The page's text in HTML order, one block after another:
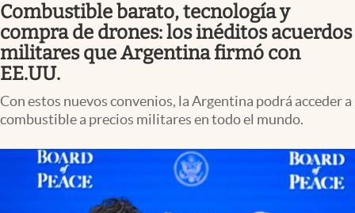
Negocios
Columnistas
Otras secciones
Apertura
Infotechnology
Clase
Combustible barato, tecnología y
compra de drones: los inéditos acuerdos
militares que Argentina firmó con
EE.UU.
Con estos nuevos convenios, la Argentina podrá acceder a
combustible a precios militares en todo el mundo.